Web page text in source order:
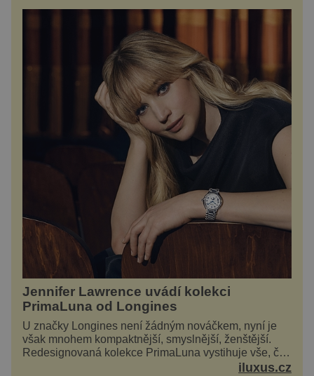
Jennifer Lawrence uvádí kolekci
PrimaLuna od Longines
U značky Longines není žádným nováčkem, nyní je
však mnohem kompaktnější, smyslnější, ženštější.
Redesignovaná kolekce PrimaLuna vystihuje vše, čím
je značka Longines dnes a čím byla i před stoiluxus.cz